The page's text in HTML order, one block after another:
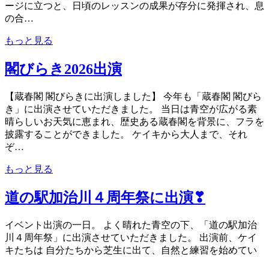
ージに立つと、日頃のレッスンの成果が存分に発揮され、息
の合…
もっと見る
閣びらき2026出演
【蔵春閣 閣びらきに出演しました】 今年も「蔵春閣 閣びら
き」に出演させていただきました。 当日は青空が広がる素
晴らしいお天気に恵まれ、歴史ある蔵春閣を背景に、フラを
披露することができました。 ケイキから大人まで、それ
ぞ…
もっと見る
道の駅加治川４周年祭に出演❣
イベント出演の一日。 よく晴れた青空の下、「道の駅加治
川４周年祭」に出演させていただきました。 出演前、ケイ
キたちは 自分たちから芝生に出て、自然と練習を始めてい